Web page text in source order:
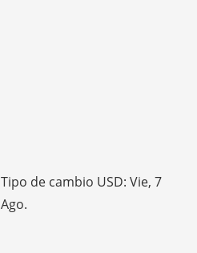
Tipo de cambio USD: Vie, 7
Ago.